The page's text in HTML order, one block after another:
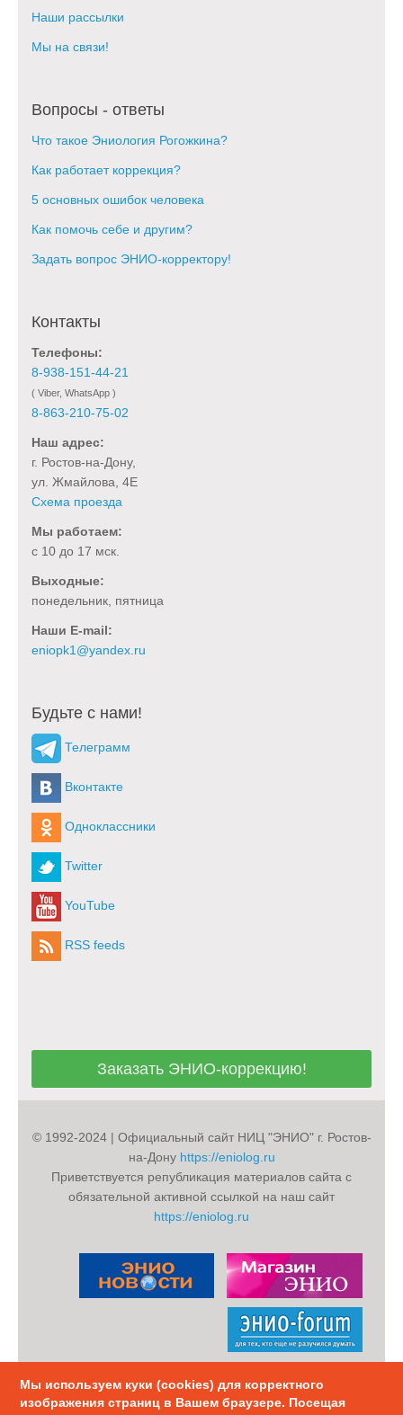
Мы используем куки (cookies) для корректного
изображения страниц в Вашем браузере. Посещая
Наши рассылки
Мы на связи!
Вопросы - ответы
Что такое Эниология Рогожкина?
Как работает коррекция?
5 основных ошибок человека
Как помочь себе и другим?
Задать вопрос ЭНИО-корректору!
Контакты
Телефоны:
8-938-151-44-21
( Viber, WhatsApp )
8-863-210-75-02
Наш адрес:
г. Ростов-на-Дону,
ул. Жмайлова, 4Е
Схема проезда
Мы работаем:
с 10 до 17 мск.
Выходные:
понедельник, пятница
Наши E-mail:
Будьте с нами!
Телеграмм
Вконтакте
Одноклассники
Twitter
YouTube
RSS feeds
Заказать ЭНИО-коррекцию!
© 1992-2024 | Официальный сайт НИЦ "ЭНИО" г. Ростов-
на-Дону https://eniolog.ru
Приветствуется републикация материалов сайта с
обязательной активной ссылкой на наш сайт
https://eniolog.ru
Политика конфиденциальности
Карта Сайта